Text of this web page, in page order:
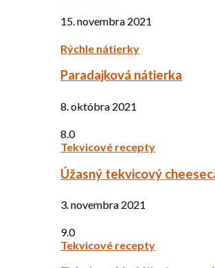
15. novembra 2021
Rýchle nátierky
Paradajková nátierka
8. októbra 2021
8.0
Tekvicové recepty
Úžasný tekvicový
3. novembra 2021
9.0
Tekvicové recepty